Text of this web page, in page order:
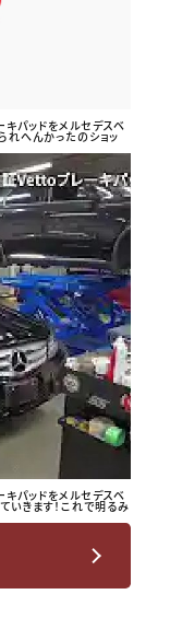
パッドをメルセデスベ
れへんかったのショッ
パッドをメルセデスベ
いきます！これで明るみ